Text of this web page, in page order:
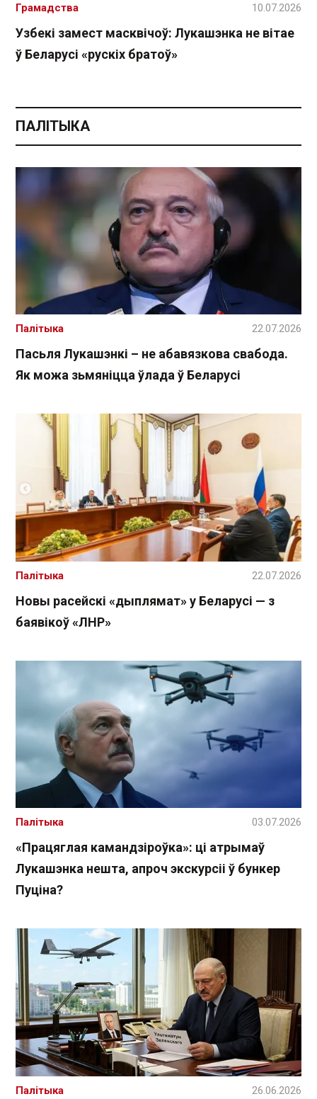
Узбекі замест масквічоў: Лукашэнка не вітае
ў Беларусі «рускіх братоў»
Грамадства 10.07.2026
ПАЛІТЫКА
Пасьля Лукашэнкі – не абавязкова свабода.
Як можа зьмяніцца ўлада ў Беларусі
Палітыка 22.07.2026
Новы расейскі «дыплямат» у Беларусі — з
баявікоў «ЛНР»
Палітыка 22.07.2026
«Працяглая камандзіроўка»: ці атрымаў
Лукашэнка нешта, апроч экскурсіі ў бункер
Пуціна?
Палітыка 03.07.2026
Палітыка 26.06.2026